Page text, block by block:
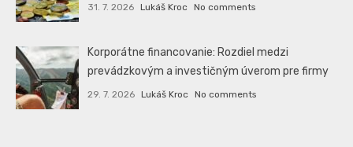
31. 7. 2026 Lukáš Kroc No comments
Korporátne financovanie: Rozdiel medzi
prevádzkovým a investičným úverom pre firmy
29. 7. 2026 Lukáš Kroc No comments